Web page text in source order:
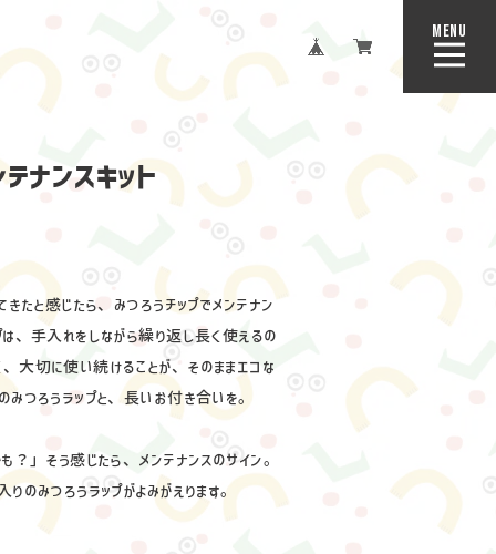
MENU
CLOSE
ナンスキット
きたと感じたら、みつろうチップでメンテナン
は、手入れをしながら繰り返し長く使えるの
大切に使い続けることが、そのままエコな
みつろうラップと、長いお付き合いを。
？」そう感じたら、メンテナンスのサイン。
のみつろうラップがよみがえります。